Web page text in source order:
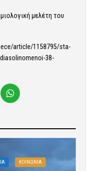
μελέτη του
article/1158795/sta-
38-
ΚΟΙΝΩΝΙΑ